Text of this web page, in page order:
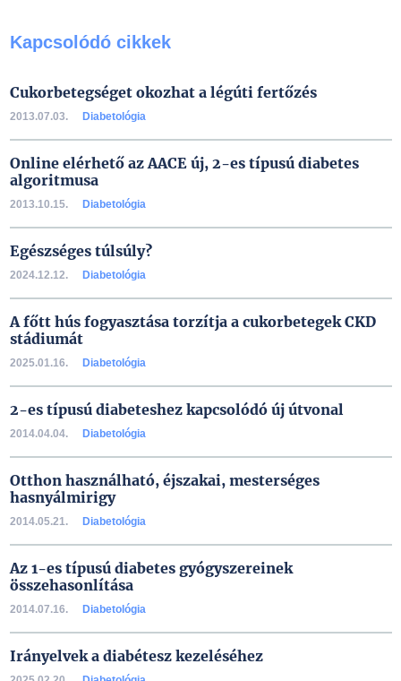
Kapcsolódó cikkek
Cukorbetegséget okozhat a légúti fertőzés
2013.07.03. Diabetológia
Online elérhető az AACE új, 2-es típusú diabetes
algoritmusa
2013.10.15. Diabetológia
Egészséges túlsúly?
2024.12.12. Diabetológia
A főtt hús fogyasztása torzítja a cukorbetegek CKD
stádiumát
2025.01.16. Diabetológia
2-es típusú diabeteshez kapcsolódó új útvonal
2014.04.04. Diabetológia
Otthon használható, éjszakai, mesterséges
hasnyálmirigy
2014.05.21. Diabetológia
Az 1-es típusú diabetes gyógyszereinek
összehasonlítása
2014.07.16. Diabetológia
Irányelvek a diabétesz kezeléséhez